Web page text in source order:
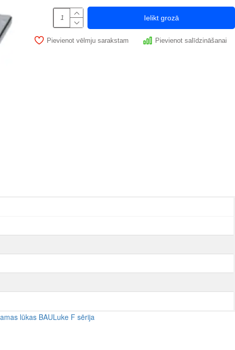
Ielikt grozā
Pievienot vēlmju sarakstam Pievienot salīdzināšanai
lūkas BAULuke F sērija